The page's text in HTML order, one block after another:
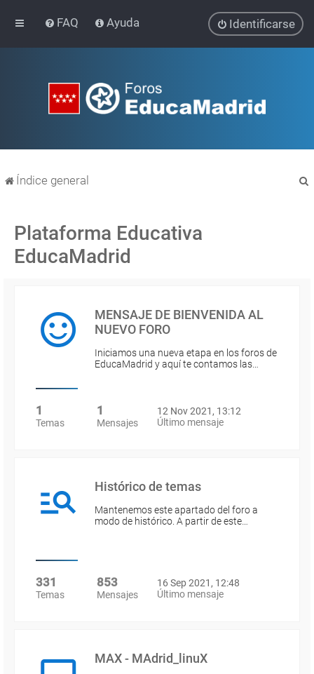
FAQ Ayuda Identificarse
Índice general
Plataforma Educativa
EducaMadrid
MENSAJE DE BIENVENIDA AL
NUEVO FORO
Iniciamos una nueva etapa en los foros de
EducaMadrid y aquí te contamos las…
1
Temas
1
Mensajes
12 Nov 2021, 13:12
Último mensaje
Histórico de temas
Mantenemos este apartado del foro a
modo de histórico. A partir de este…
331
Temas
853
Mensajes
16 Sep 2021, 12:48
Último mensaje
MAX - MAdrid_linuX